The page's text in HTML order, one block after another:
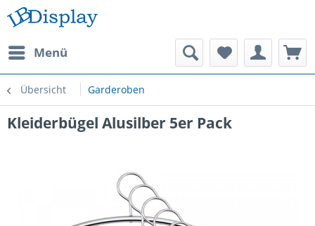
Menü
Übersicht Garderoben
Kleiderbügel Alusilber 5er Pack